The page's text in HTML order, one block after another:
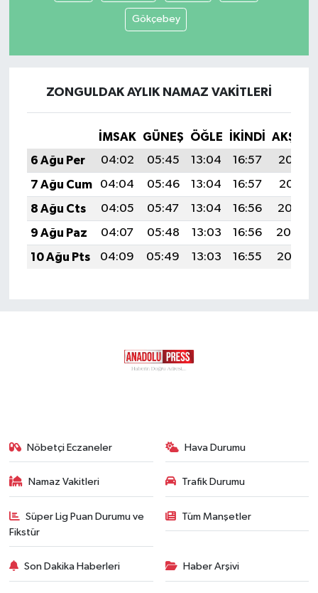
Gökçebey
ZONGULDAK AYLIK NAMAZ VAKITLERI
İMSAK GÜNEŞ ÖĞLE İKINDI
AKŞAM
6 Ağu Per
04:02 05:45 13:04 16:57
20:12
7 Ağu Cum
04:04 05:46 13:04 16:57
20:11
8 Ağu Cts
04:05 05:47 13:04 16:56
20:10
9 Ağu Paz
04:07 05:48 13:03 16:56
20:09
10 Ağu Pts
04:09 05:49 13:03 16:55 20:07
Nöbetçi Eczaneler Hava Durumu
Namaz Vakitleri Trafik Durumu
Süper Lig Puan Durumu ve
Fikstür
Tüm Manşetler
Son Dakika Haberleri Haber Arşivi